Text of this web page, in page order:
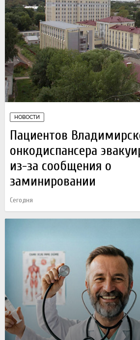
НОВОСТИ
Пациентов
онкодиспансера
из-за сообщения о
заминировании
Сегодня